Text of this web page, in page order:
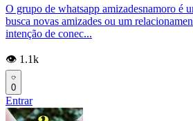
O grupo de whatsapp amizadesnamoro é
busca novas amizades ou um
intenção de conec...
👁️ 1.1k
0
Entrar